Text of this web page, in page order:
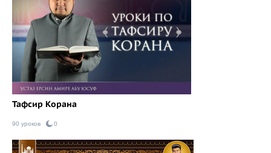
Тафсир Корана
90 уроков 0